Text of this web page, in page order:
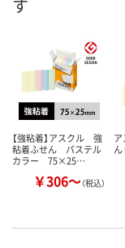
お届け日
数量
す
【強粘着】アスクル 強
粘着ふせん パステル
カラー 75×25…
￥306～（税込）